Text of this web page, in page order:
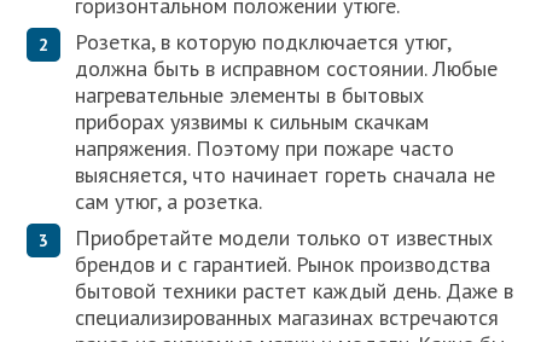
Розетка, в которую подключается утюг,
должна быть в исправном состоянии. Любые
нагревательные элементы в бытовых
приборах уязвимы к сильным скачкам
напряжения. Поэтому при пожаре часто
выясняется, что начинает гореть сначала не
сам утюг, а розетка.
Приобретайте модели только от известных
брендов и с гарантией. Рынок производства
бытовой техники растет каждый день. Даже в
специализированных магазинах встречаются